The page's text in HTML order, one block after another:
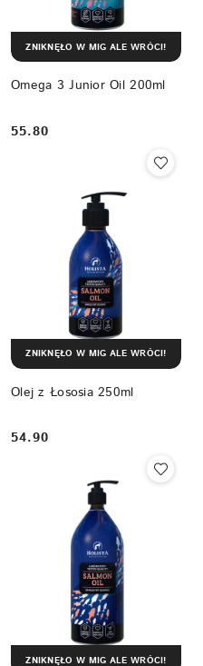
Omega 3 Junior Oil 200ml
Cena:
55.80
ZNIKNĘŁO W MIG ALE WRÓCI!
Olej z Łososia 250ml
Cena:
54.90
ZNIKNĘŁO W MIG ALE WRÓCI!
ZNIKNĘŁO W MIG ALE WRÓCI!